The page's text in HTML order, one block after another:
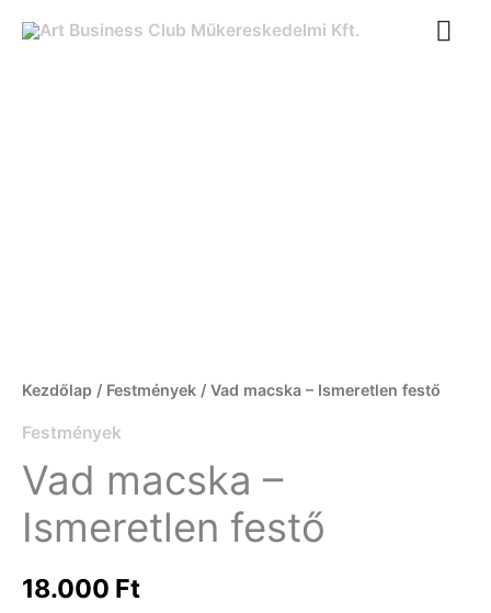
Kezdőlap / Festmények / Vad macska – Ismeretlen festő
Festmények
Vad macska –
Ismeretlen festő
18.000 Ft